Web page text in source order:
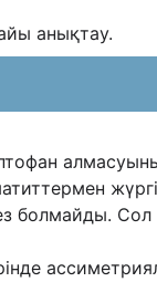
анықтау.
болмайды. Сол